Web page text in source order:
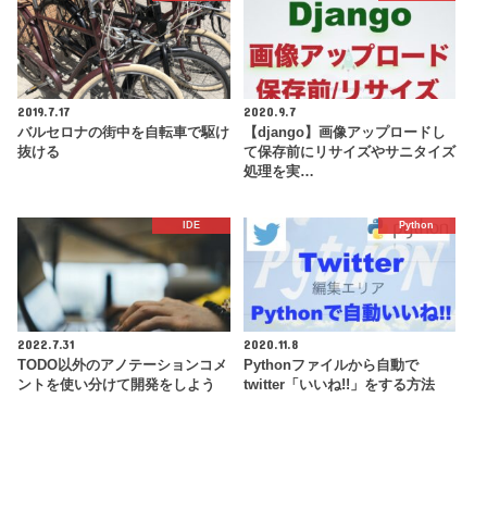
2019.7.17
バルセロナの街中を自転車で駆け
抜ける
2020.9.7
【django】画像アップロードし
て保存前にリサイズやサニタイズ
処理を実…
IDE
2022.7.31
TODO以外のアノテーションコメ
ントを使い分けて開発をしよう
Python
2020.11.8
Pythonファイルから自動で
twitter「いいね!!」をする方法